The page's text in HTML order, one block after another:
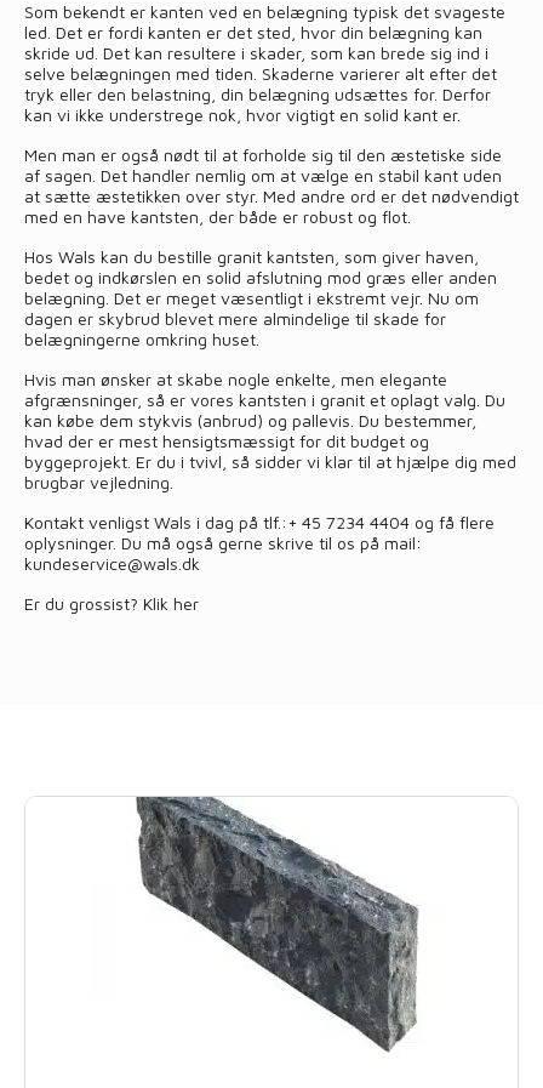
Som bekendt er kanten ved en belægning typisk det svageste
led. Det er fordi kanten er det sted, hvor din belægning kan
skride ud. Det kan resultere i skader, som kan brede sig ind i
selve belægningen med tiden. Skaderne varierer alt efter det
tryk eller den belastning, din belægning udsættes for. Derfor
kan vi ikke understrege nok, hvor vigtigt en solid kant er.
Men man er også nødt til at forholde sig til den æstetiske side
af sagen. Det handler nemlig om at vælge en stabil kant uden
at sætte æstetikken over styr. Med andre ord er det nødvendigt
med en have kantsten, der både er robust og flot.
Hos Wals kan du bestille granit kantsten, som giver haven,
bedet og indkørslen en solid afslutning mod græs eller anden
belægning. Det er meget væsentligt i ekstremt vejr. Nu om
dagen er skybrud blevet mere almindelige til skade for
belægningerne omkring huset.
Hvis man ønsker at skabe nogle enkelte, men elegante
afgrænsninger, så er vores kantsten i granit et oplagt valg. Du
kan købe dem stykvis (anbrud) og pallevis. Du bestemmer,
hvad der er mest hensigtsmæssigt for dit budget og
byggeprojekt. Er du i tvivl, så sidder vi klar til at hjælpe dig med
brugbar vejledning.
Kontakt venligst Wals i dag på tlf.:+ 45 7234 4404 og få flere
oplysninger. Du må også gerne skrive til os på mail:
kundeservice@wals.dk
Er du grossist? Klik her